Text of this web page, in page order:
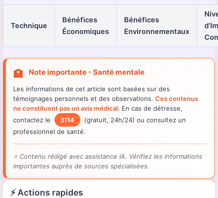
Technique
Bénéfices
Économiques
Bénéfices
Environnementaux
🏥 Note importante - Santé mentale
Les informations de cet article sont basées sur des
témoignages personnels et des observations. Ces contenus
ne constituent pas un avis médical. En cas de détresse,
contactez le
3114
(gratuit, 24h/24) ou consultez un
professionnel de santé.
⭐ Contenu rédigé avec assistance IA. Vérifiez les informations
importantes auprès de sources spécialisées.
⚡ Actions rapides